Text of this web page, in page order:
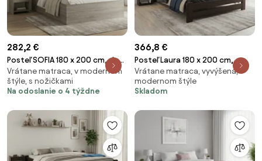
282,2 €
Posteľ SOFIA 180 x 200 cm, dub
hľuzovka Rošt: Bez roštu,
Matrac: Matrac DELUXE 10 cm
Vrátane matraca, v modernom
štýle, s nožičkami
Na odoslanie o 4 týždne
366,8 €
Posteľ Laura 180 x 200 cm,
orech Rošt: Bez roštu, Matrac:
Matrac SOMMERA 18 cm
Vrátane matraca, vyvýšená, v
modernom štýle
Skladom